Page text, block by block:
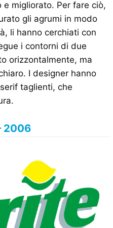
e migliorato. Per fare ciò,
gli agrumi in modo
li hanno cerchiati con
i contorni di due
orizzontalmente, ma
I designer hanno
taglienti, che
2006